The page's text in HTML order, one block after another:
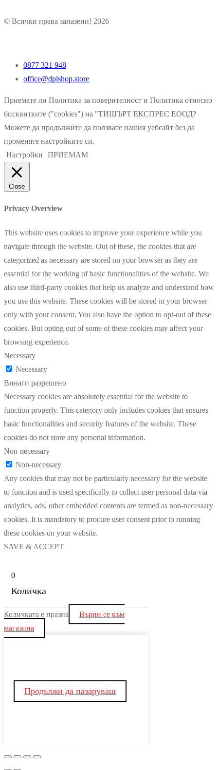
© Всички права запазени! 2026
0877 321 948
office@dplshop.store
Приемате ли Политика за поверителност и Политика относно
бисквитките ("cookies") на "ТИШЪРТ ЕКСПРЕС ЕООД?
Можете да продължите да ползвате нашия уебсайт без да
променяте настройките си.
Настройки
ПРИЕМАМ
Close
Privacy Overview
This website uses cookies to improve your experience while you
navigate through the website. Out of these, the cookies that are
categorized as necessary are stored on your browser as they are
essential for the working of basic functionalities of the website. We
also use third-party cookies that help us analyze and understand how
you use this website. These cookies will be stored in your browser
only with your consent. You also have the option to opt-out of these
cookies. But opting out of some of these cookies may affect your
browsing experience.
Necessary
Necessary
Винаги разрешено
Necessary cookies are absolutely essential for the website to
function properly. This category only includes cookies that ensures
basic functionalities and security features of the website. These
cookies do not store any personal information.
Non-necessary
Non-necessary
Any cookies that may not be particularly necessary for the website
to function and is used specifically to collect user personal data via
analytics, ads, other embedded contents are termed as non-necessary
cookies. It is mandatory to procure user consent prior to running
these cookies on your website.
SAVE & ACCEPT
0
Количка
Количката е празна
Върни се към
магазина
Продължи да пазаруваш